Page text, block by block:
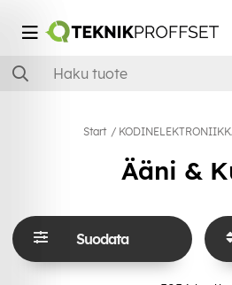
Start
Ääni &
Suodata